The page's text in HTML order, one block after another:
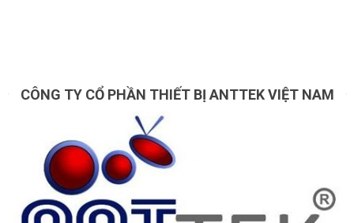
CÔNG TY CỔ PHẦN THIẾT BỊ ANTTEK VIỆT NAM